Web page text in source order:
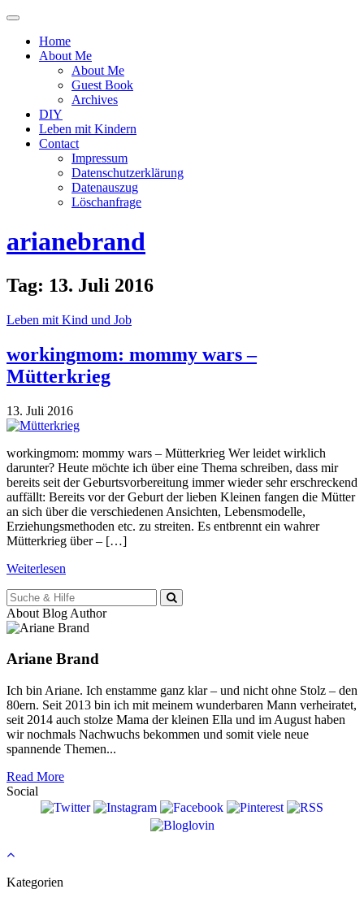
Menü
oder
ausblenden
Home
About Me
About Me
Guest Book
Archives
DIY
Leben mit Kindern
Contact
Impressum
Datenschutzerklärung
Datenauszug
Löschanfrage
arianebrand
Tag: 13. Juli 2016
Leben mit Kind und Job
workingmom: mommy wars –
Mütterkrieg
13. Juli 2016
workingmom: mommy wars – Mütterkrieg Wer leidet wirklich
darunter? Heute möchte ich über eine Thema schreiben, dass mir
bereits seit der Geburtsvorbereitung immer wieder sehr erschreckend
auffällt: Bereits vor der Geburt der lieben Kleinen fangen die Mütter
an sich über die verschiedenen Ansichten, Lebensmodelle,
Erziehungsmethoden etc. zu streiten. Es entbrennt ein wahrer
Mütterkrieg über – […]
Weiterlesen
Suche
für:
About Blog Author
Ariane Brand
Ich bin Ariane. Ich enstamme ganz klar – und nicht ohne Stolz – den
80ern. Seit 2013 bin ich mit meinem wunderbaren Mann verheiratet,
seit 2014 auch stolze Mama der kleinen Ella und im August haben
wir nochmals Nachwuchs bekommen und somit viele neue
spannende Themen...
Read More
Social
Kategorien